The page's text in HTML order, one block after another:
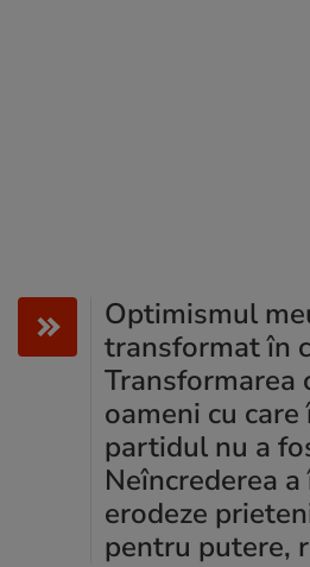
Optimismul
transformat în
Transformarea
oameni cu care
partidul nu a
Neîncrederea
erodeze
pentru putere,